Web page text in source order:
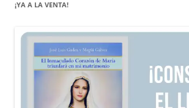
¡YA A LA VENTA!